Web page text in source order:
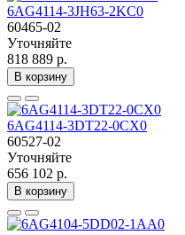
6AG4114-3JH63-2KC0
60465-02
Уточняйте
818 889 р.
В корзину
6AG4114-3DT22-0CX0
60527-02
Уточняйте
656 102 р.
В корзину